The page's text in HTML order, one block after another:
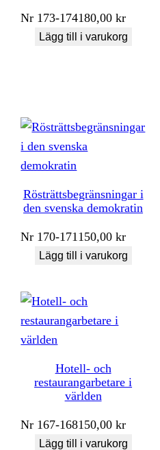
Nr 173-174180,00kr
Lägg till i varukorg
Rösträttsbegränsningar i
den svenska demokratin
Nr 170-171150,00kr
Lägg till i varukorg
Hotell- och
restaurangarbetare i
världen
Nr 167-168150,00kr
Lägg till i varukorg